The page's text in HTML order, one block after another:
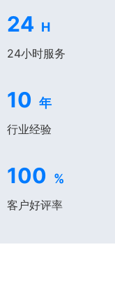
24 H
24小时服务
10 年
行业经验
100 %
客户好评率